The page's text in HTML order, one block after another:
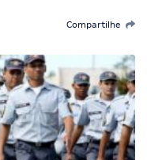
Compartilhe